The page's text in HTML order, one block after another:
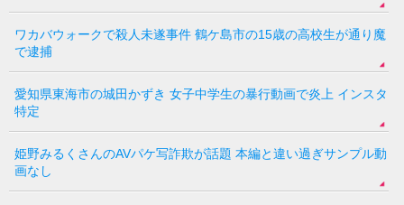
ワカバウォークで殺人未遂事件 鶴ケ島市の15歳の高校生が通り魔
で逮捕
愛知県東海市の城田かずき 女子中学生の暴行動画で炎上 インスタ
特定
姫野みるくさんのAVパケ写詐欺が話題 本編と違い過ぎサンプル動
画なし